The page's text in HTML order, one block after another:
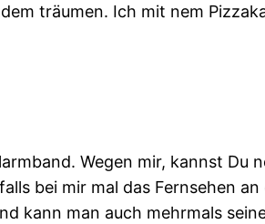
träumen. Ich mit nem
Wegen mir, kannst
bei mir mal das Fernsehen
kann man auch mehrmals